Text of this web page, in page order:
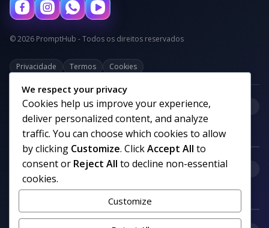
© 2026 PromptHub - Todos os direitos reservados
Privacidade Termos Cookies
Categorias
Links uteis
We respect your privacy
Cookies help us improve your experience,
deliver personalized content, and analyze
traffic. You can choose which cookies to allow
by clicking Customize. ClickAccept All to
consent or Reject All to decline non-essential
cookies.
Customize